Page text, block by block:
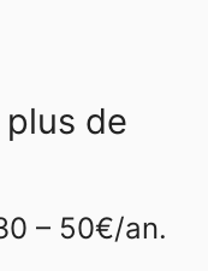
plus de
– 50€/an.